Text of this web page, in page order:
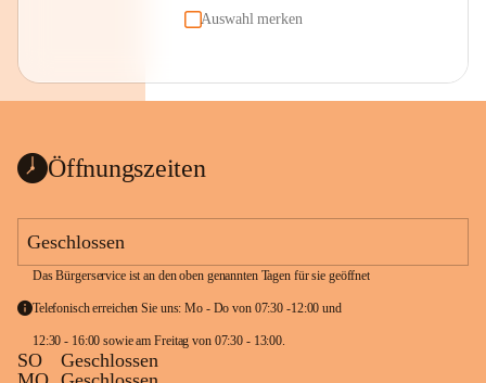
Auswahl merken
Öffnungszeiten
Geschlossen
Das Bürgerservice ist an den oben genannten Tagen für sie geöffnet
Telefonisch erreichen Sie uns: Mo - Do von 07:30 -12:00 und
SO
Geschlossen